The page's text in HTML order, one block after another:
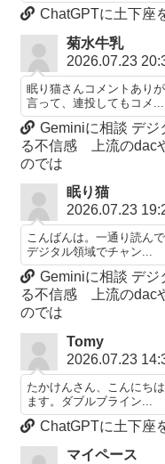
ChatGPTに土下座
菊水牛乳
2026.07.23
眠り猫さんコメントあり
言って、連投してもコメ...
Geminiに相談 デジ
る不信感 上流のdac
のでは
眠り猫
2026.07.23
こんばんは。一通り読ん
デジタル領域でチャン...
Geminiに相談 デジ
る不信感 上流のdac
のでは
Tomy
2026.07.23
たかけんさん、こんにち
ます。ダブルブライン...
ChatGPTに土下座
マイペース